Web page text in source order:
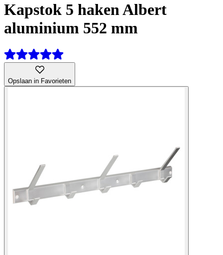
Kapstok 5 haken Albert
aluminium 552 mm
Opslaan in Favorieten